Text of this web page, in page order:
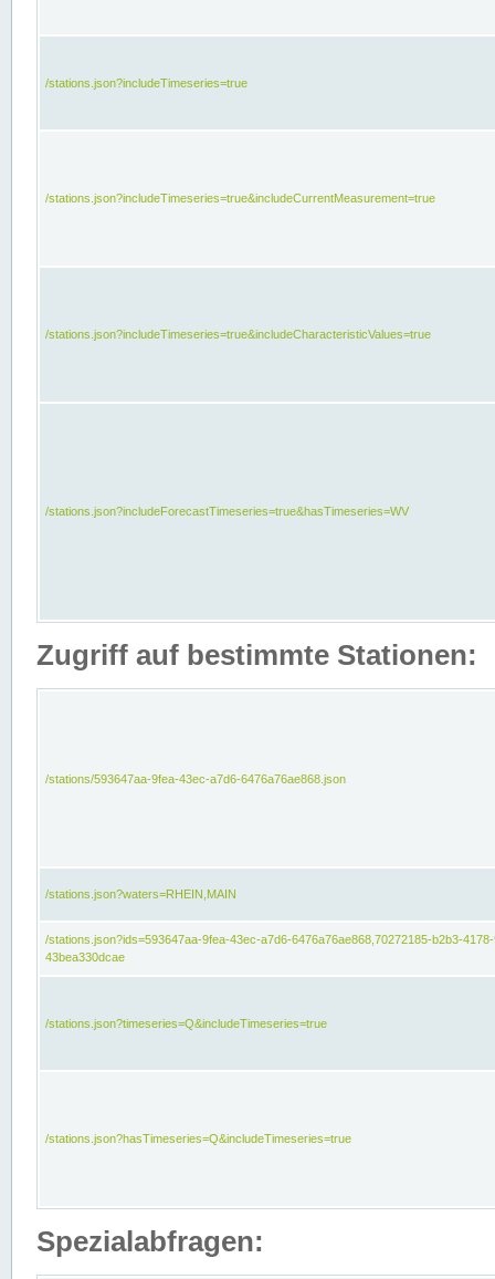
/stations.json?includeTimeseries=true
/stations.json?includeTimeseries=true&includeCurrentMeasurement=true
/stations.json?includeTimeseries=true&includeCharacteristicValues=true
/stations.json?includeForecastTimeseries=true&hasTimeseries=WV
Zugriff auf bestimmte Stationen:
/stations/593647aa-9fea-43ec-a7d6-6476a76ae868.json
/stations.json?waters=RHEIN,MAIN
/stations.json?ids=593647aa-9fea-43ec-a7d6-6476a76ae868,70272185-b2b3-
43bea330dcae
/stations.json?timeseries=Q&includeTimeseries=true
/stations.json?hasTimeseries=Q&includeTimeseries=true
Spezialabfragen: